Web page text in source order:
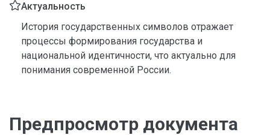
Актуальность
История государственных символов отражает
процессы формирования государства и
национальной идентичности, что актуально для
понимания современной России.
Предпросмотр документа